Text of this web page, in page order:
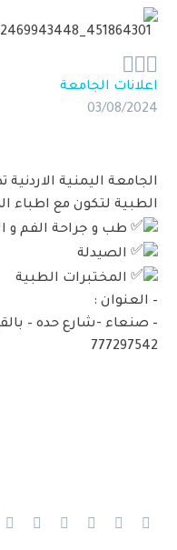

اعلانات الجامعة
03/08/2024
الجامعة اليمنية
الطبية لتكون مع اطباء
طب و جراحة الفم و
الصيدلة
المختبرات الطبية
– العنوان :
– صنعاء -شارع حده –
777297542